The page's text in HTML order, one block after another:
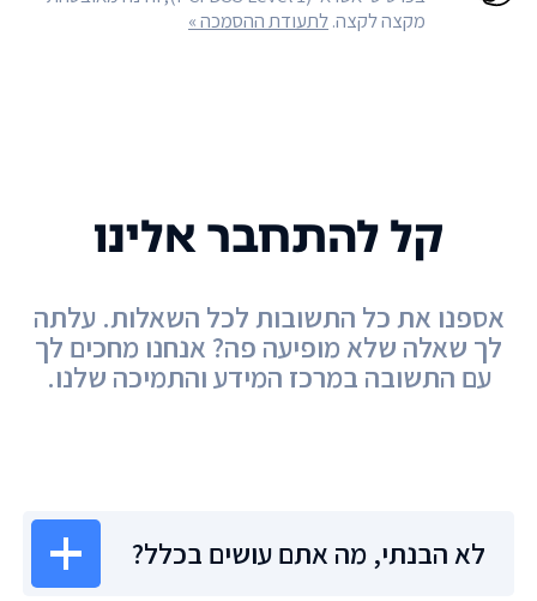
מקצה לקצה.לתעודת ההסמכה »
לא הבנתי, מה אתם עושים בכלל?
קל להתחבר אלינו
אספנו את כל התשובות לכל השאלות. עלתה
לך שאלה שלא מופיעה פה? אנחנו מחכים לך
עם התשובה במרכז המידע והתמיכה שלנו.